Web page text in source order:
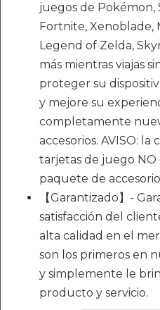
juegos de Pokémon,
Fortnite, Xenoblade,
Legend of Zelda,
más mientras viajas
proteger su
y mejore su
completamente
accesorios. AVISO: la
tarjetas de juego NO
paquete de
【Garantizado】-
satisfacción del
alta calidad en el
son los primeros en
y simplemente le
producto y servicio.